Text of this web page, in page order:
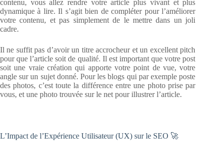
contenu, vous allez rendre votre article plus vivant et plus
dynamique à lire. Il s’agit bien de compléter pour l’améliorer
votre contenu, et pas simplement de le mettre dans un joli
cadre.
Il ne suffit pas d’avoir un titre accrocheur et un excellent pitch
pour que l’article soit de qualité. Il est important que votre post
soit une vraie création qui apporte votre point de vue, votre
angle sur un sujet donné. Pour les blogs qui par exemple poste
des photos, c’est toute la différence entre une photo prise par
vous, et une photo trouvée sur le net pour illustrer l’article.
L’Impact de l’Expérience Utilisateur (UX) sur le SEO 🚀